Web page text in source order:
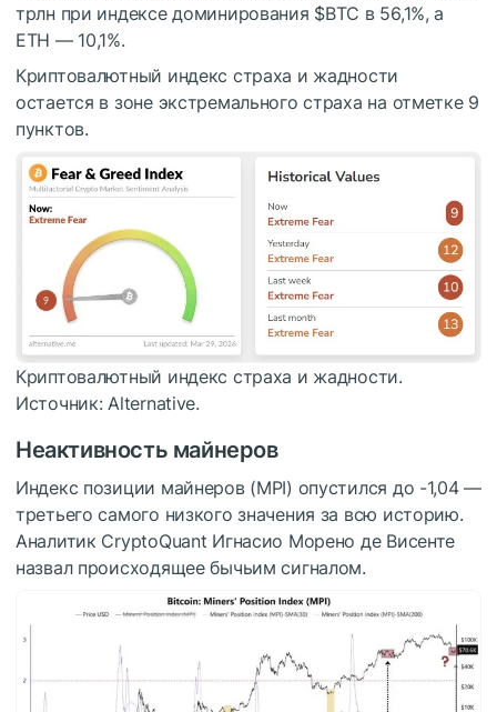
трлн при индексе доминирования $BTC в 56,1%, а
ETH — 10,1%.
Криптовалютный индекс страха и жадности
остается в зоне экстремального страха на отметке 9
пунктов.
Криптовалютный индекс страха и жадности.
Источник: Alternative.
Неактивность майнеров
Индекс позиции майнеров (MPI) опустился до -1,04 —
третьего самого низкого значения за всю историю.
Аналитик CryptoQuant Игнасио Морено де Висенте
назвал происходящее бычьим сигналом.